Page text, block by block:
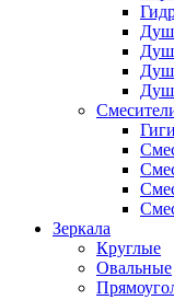
Зеркала
Круглые
Овальные